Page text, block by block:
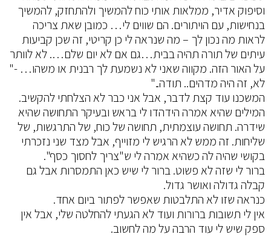
וסיפוק אדיר, ממלאות אותי כוח להמשיך ולהתחזק, להמשיך
בנחישות, עם הויתורים. הם שווים לי… כמובן שאת צריכה
לראות מה נכון לך – מה שנראה לי כן קריטי, זה שכן קביעות
עיתים של תורה תהיה בבית…גם אם לא יום שלם…. לא לוותר
על האור הזה. מקווה שאני לא נשמעת לך רבנית או משהו… -"
לא, זה היה מדהים.. תודה.."
המשכנו עוד קצת לדבר, אבל אני כבר לא הצלחתי להקשיב.
המילים שהיא אמרה הידהדו לי בראש ובעיקר התחושה שהיא
שידרה. תחושה עוצמתית, תחושה של כוח, של התרגשות, של
שליחות. זה ממש לא הרגיש לי מזוייף, אבל מצד שני נזכרתי
בקושי שהיה לה כשהיא אמרה לי ש"צריך לחסוך כסף".
ברור לי שזה לא פשוט. ברור לי שיש כאן התמסרות אבל גם
קבלה גדולה ואושר גדול.
כנראה שזו לא התלבטות שאפשר לפתור ביום אחד.
אין לי תשובות ברורות ועוד לא הגעתי להחלטה שלי, אבל אין
ספק שיש לי עוד הרבה על מה לחשוב.